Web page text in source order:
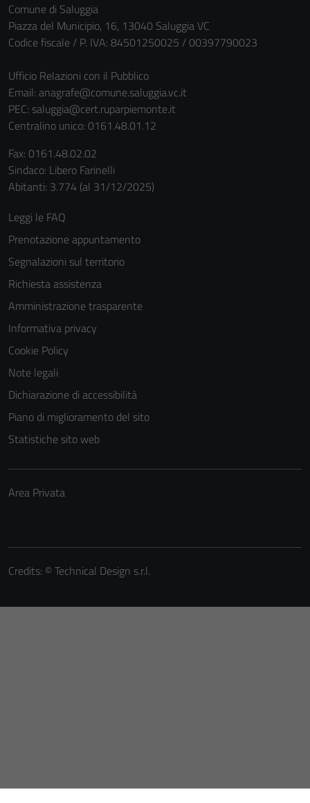
Comune di Saluggia
Piazza del Municipio, 16, 13040 Saluggia VC
Codice fiscale / P. IVA: 84501250025 / 00397790023
Ufficio Relazioni con il Pubblico
Email: anagrafe@comune.saluggia.vc.it
PEC: saluggia@cert.ruparpiemonte.it
Centralino unico: 0161.48.01.12
Fax: 0161.48.02.02
Sindaco: Libero Farinelli
Abitanti: 3.774 (al 31/12/2025)
Leggi le FAQ
Prenotazione appuntamento
Segnalazioni sul territorio
Richiesta assistenza
Amministrazione trasparente
Informativa privacy
Cookie Policy
Note legali
Dichiarazione di accessibilità
Piano di miglioramento del sito
Statistiche sito web
Area Privata
Credits: ©Technical Design s.r.l.